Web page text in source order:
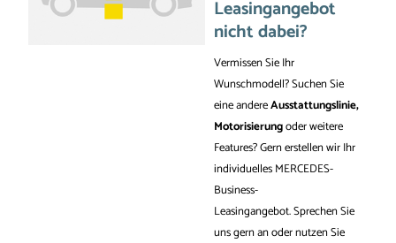
Leasingangebot
nicht dabei?
Vermissen Sie Ihr
Wunschmodell? Suchen Sie
eine andereAusstattungslinie,
Motorisierungoder weitere
Features? Gern erstellen wir Ihr
individuelles MERCEDES-
Business-
Leasingangebot. Sprechen Sie
uns gern an oder nutzen Sie